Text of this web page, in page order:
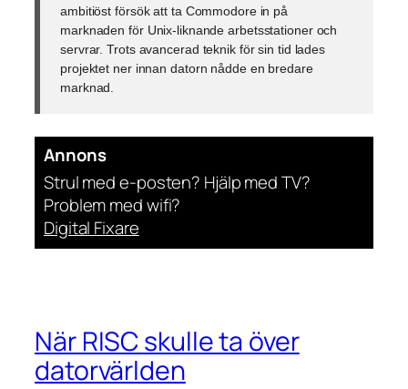
ambitiöst försök att ta Commodore in på
marknaden för Unix-liknande arbetsstationer och
servrar. Trots avancerad teknik för sin tid lades
projektet ner innan datorn nådde en bredare
marknad.
Annons
Strul med e-posten? Hjälp med TV?
Problem med wifi?
Digital Fixare
När RISC skulle ta över
datorvärlden